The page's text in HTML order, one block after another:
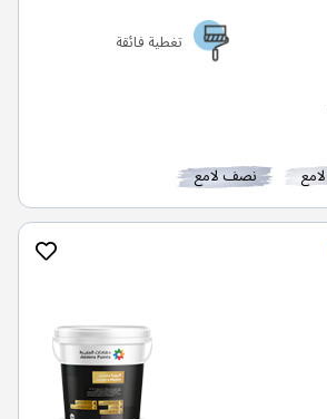
تغطية فائقة
لامع نصف لامع